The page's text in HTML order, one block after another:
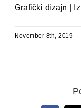
Grafički dizajn |
November 8th, 2019